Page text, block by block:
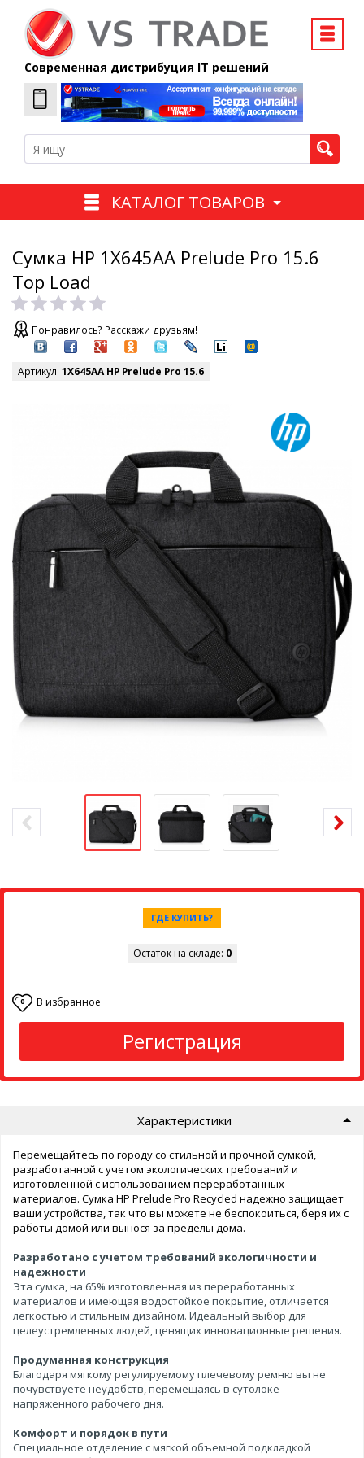
Современная дистрибуция IT решений
КАТАЛОГ ТОВАРОВ
Сумка HP 1X645AA Prelude Pro 15.6
Top Load
Понравилось? Расскажи друзьям!
Артикул: 1X645AA HP Prelude Pro 15.6
ГДЕ КУПИТЬ?
Остаток на складе: 0
0 В избранное
Регистрация
Характеристики
Перемещайтесь по городу со стильной и прочной сумкой,
разработанной с учетом экологических требований и
изготовленной с использованием переработанных
материалов. Сумка HP Prelude Pro Recycled надежно защищает
ваши устройства, так что вы можете не беспокоиться, беря их с
работы домой или вынося за пределы дома.
Разработано с учетом требований экологичности и
надежности
Эта сумка, на 65% изготовленная из переработанных
материалов и имеющая водостойкое покрытие, отличается
легкостью и стильным дизайном. Идеальный выбор для
целеустремленных людей, ценящих инновационные решения.
Продуманная конструкция
Благодаря мягкому регулируемому плечевому ремню вы не
почувствуете неудобств, перемещаясь в сутолоке
напряженного рабочего дня.
Комфорт и порядок в пути
Специальное отделение с мягкой объемной подкладкой